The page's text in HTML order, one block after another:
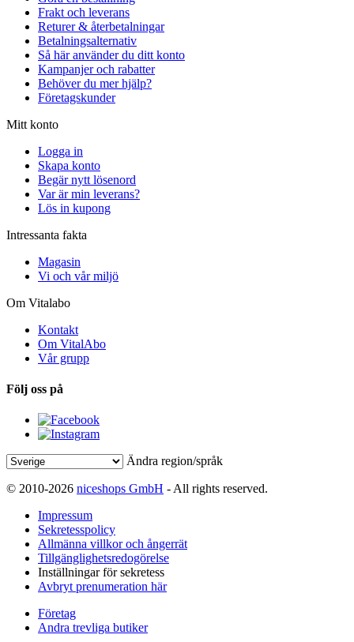
Frakt och leverans
Returer & återbetalningar
Betalningsalternativ
Så här använder du ditt konto
Kampanjer och rabatter
Behöver du mer hjälp?
Företagskunder
Mitt konto
Logga in
Skapa konto
Begär nytt lösenord
Var är min leverans?
Lös in kupong
Intressanta fakta
Magasin
Vi och vår miljö
Om Vitalabo
Kontakt
Om VitalAbo
Vår grupp
Följ oss på
Ändra region/språk
© 2010-2026 niceshops GmbH - All rights reserved.
Impressum
Sekretesspolicy
Allmänna villkor och ångerrät
Tillgänglighetsredogörelse
Inställningar för sekretess
Avbryt prenumeration här
Företag
Andra trevliga butiker